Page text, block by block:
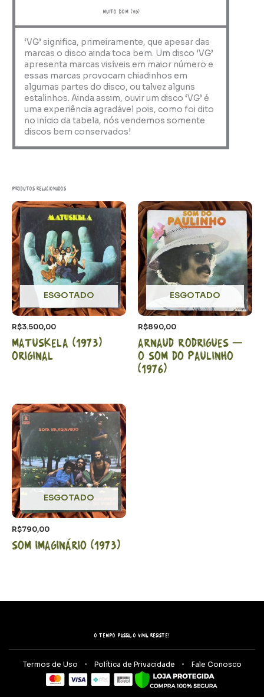
muito bom (VG)
‘VG’ significa, primeiramente, que apesar das
marcas o disco ainda toca bem. Um disco ‘VG’
apresenta marcas visíveis em maior número e
essas marcas provocam chiadinhos em
algumas partes do disco, ou talvez alguns
estalinhos. Ainda assim, ouvir um disco ‘VG’ é
uma experiência agradável pois, como foi dito
no início da tabela, nós vendemos somente
discos bem conservados!
Produtos relacionados
ESGOTADO
R$3.500,00
Matuskela (1973)
Original
ESGOTADO
R$890,00
Arnaud Rodrigues –
O som do Paulinho
(1976)
ESGOTADO
R$790,00
Som Imaginário (1973)
O tempo passa, o vinil resiste!
Termos de Uso Política de Privacidade Fale Conosco